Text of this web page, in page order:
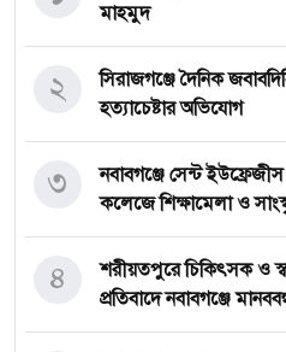
মাহমুদ
সিরাজগঞ্জে দৈনিক
হত্যাচেষ্টার অভিযোগ
২
নবাবগঞ্জে সেন্ট
কলেজে শিক্ষামেলা ও
৩
শরীয়তপুরে চিকিৎসক ও
প্রতিবাদে নবাবগঞ্জে
৪